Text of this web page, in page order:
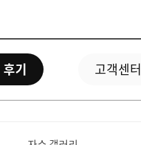
기 고객센터